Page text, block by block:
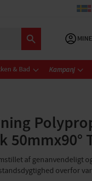
& Bad Kampanj
50mmx90°
af genanvendeligt
overfor